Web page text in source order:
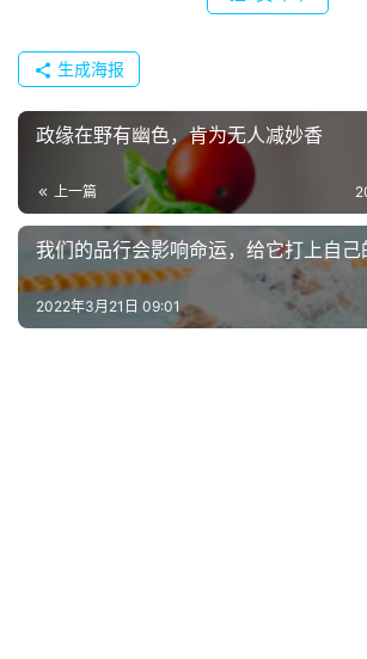
生成海报
政缘在野有幽色，肯为无人减妙香
上一篇
我们的品行会影响命运，给它打上自己
2022年3月21日 09:01